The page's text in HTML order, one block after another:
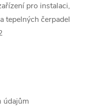
pro instalaci,
tepelných čerpadel
údajům